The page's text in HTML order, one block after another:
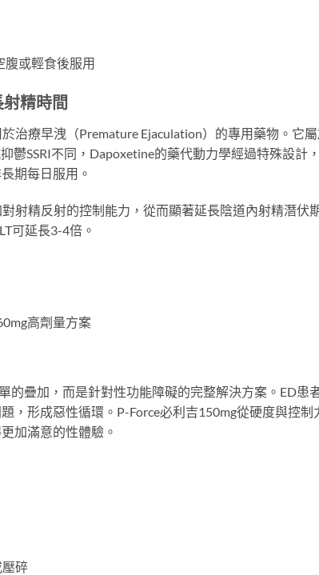
腹或輕食後服用
精時間
治療早洩（Premature Ejaculation）的專用藥物。它
鬱SSRI不同，Dapoxetine的藥代動力學經過特殊設計
期每日服用。
射精反射的控制能力，從而顯著延長陰道內射精潛伏
可延長3-4倍。
高劑量方案
的疊加，而是針對性功能障礙的完整解決方案。ED患
，形成惡性循環。P-Force必利吉150mg從硬度與控制
加滿意的性體驗。
碎